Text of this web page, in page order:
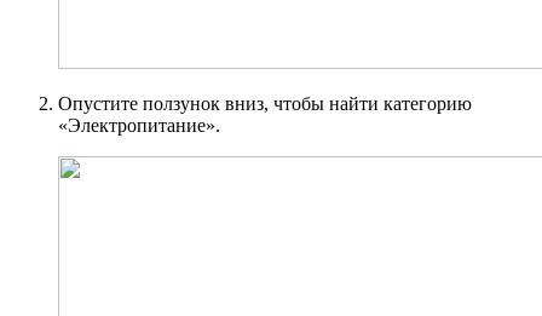
Опустите ползунок вниз, чтобы найти категорию
«Электропитание».